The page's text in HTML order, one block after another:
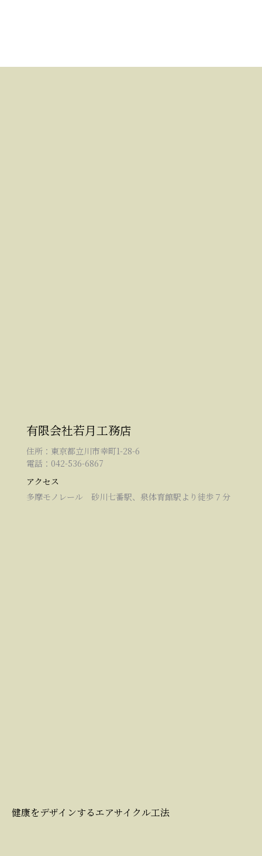
有限会社若月工務店
住所：東京都立川市幸町1-28-6
電話：042-536-6867
アクセス
多摩モノレール 砂川七番駅、泉体育館駅より徒歩７分
健康をデザインするエアサイクル工法